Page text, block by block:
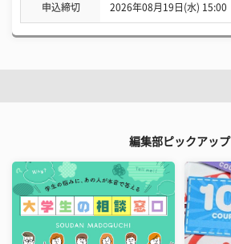
申込締切 2026年08月19日(水) 15:00
編集部ピックアップ